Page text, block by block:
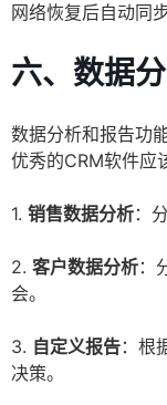
网络恢复后自动同
六、数据
数据分析和报告功
优秀的CRM软件应
1. 销售数据分析：
2. 客户数据分析：
会。
3. 自定义报告：根
决策。